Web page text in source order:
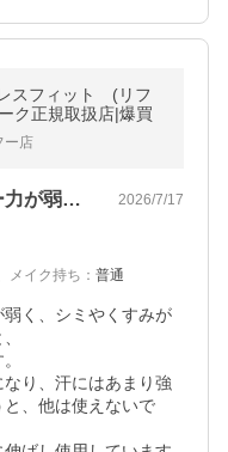
スフィット (リフ
ク正規取扱店|爆買
ー店
他のファンデーションはカバー力が弱く、… 2026/7/17
メイク持ち ： 普通
く、シミやくすみが
り、汗にはあまり強
、他は使えないで